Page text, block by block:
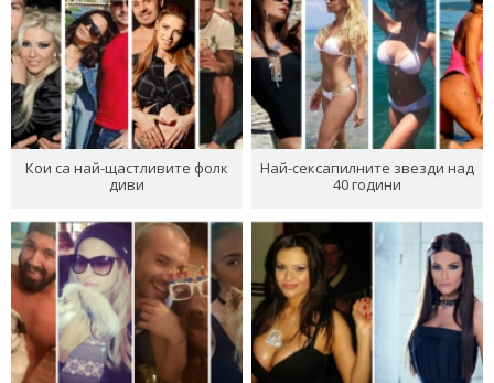
Кои са най-щастливите фолк
диви
Най-сексапилните звезди над
40 години